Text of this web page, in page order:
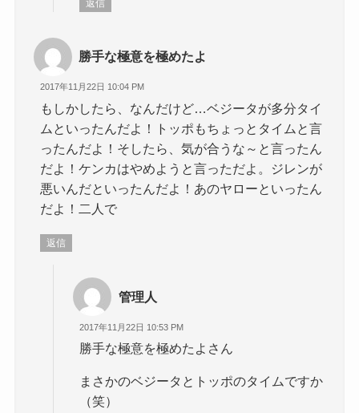
返信
勝手な極意を極めたよ
2017年11月22日 10:04 PM
もしかしたら、なんだけど…ベジータが多分タイ
ムといったんだよ！トッポもちょっとタイムと言
ったんだよ！そしたら、気が合うな～と言ったん
だよ！ケンカはやめようと言っただよ。ジレンが
悪いんだといったんだよ！あのヤローといったん
だよ！二人で
返信
管理人
2017年11月22日 10:53 PM
勝手な極意を極めたよさん
まさかのベジータとトッポのタイムですか
（笑）